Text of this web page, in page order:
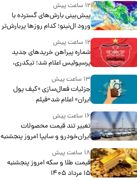
۱۲ ساعت پیش
پیش‌بینی بارش‌های گسترده با
ورود ال‌نینو؛ کدام روزها پربارش‌تر
خواهند بود؟
۱۲ ساعت پیش
شماره پیراهن خریدهای جدید
پرسپولیس اعلام شد؛ تیکدری،
محبی و سرگیف با اعداد ویژه
۱۳ ساعت پیش
جزئیات فعال‌سازی «کیف پول
ایران» اعلام شد+فیلم
۱۶ ساعت پیش
تغییر تند قیمت محصولات
ایران‌خودرو و سایپا امروز پنجشنبه
۱۵ مرداد ۱۴۰۵ +جدول
۱۸ ساعت پیش
قیمت طلا و سکه امروز پنجشنبه
۱۵ مرداد ۱۴۰۵